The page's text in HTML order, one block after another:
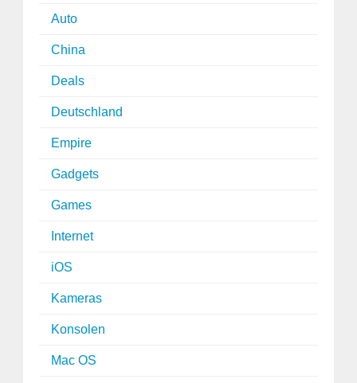
Auto
China
Deals
Deutschland
Empire
Gadgets
Games
Internet
iOS
Kameras
Konsolen
Mac OS